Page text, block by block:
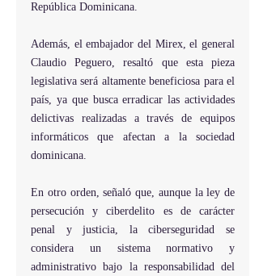
República Dominicana.
Además, el embajador del Mirex, el general
Claudio Peguero, resaltó que esta pieza
legislativa será altamente beneficiosa para el
país, ya que busca erradicar las actividades
delictivas realizadas a través de equipos
informáticos que afectan a la sociedad
dominicana.
En otro orden, señaló que, aunque la ley de
persecución y ciberdelito es de carácter
penal y justicia, la ciberseguridad se
considera un sistema normativo y
administrativo bajo la responsabilidad del